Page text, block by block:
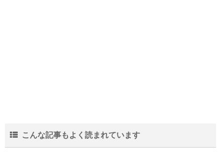
こんな記事もよく読まれています